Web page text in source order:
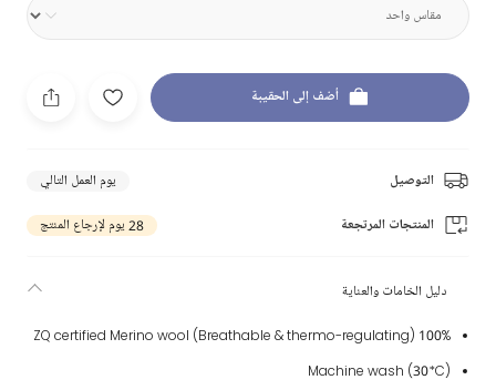
أضف إلى الحقيبة
التوصيل يوم العمل التالي
المنتجات المرتجعة 28 يوم لإرجاع المنتج
دليل الخامات والعناية
100% ZQ certified Merino wool (Breathable & thermo-regulating)
Machine wash (30*C)